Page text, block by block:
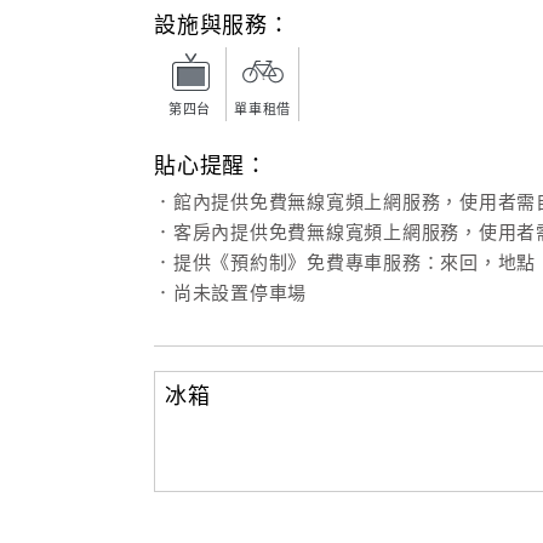
設施與服務：
第四台 單車租借
貼心提醒：
．館內提供免費無線寬頻上網服務，使用者需
．客房內提供免費無線寬頻上網服務，使用
．提供《預約制》免費專車服務：來回，地
．尚未設置停車場
冰箱